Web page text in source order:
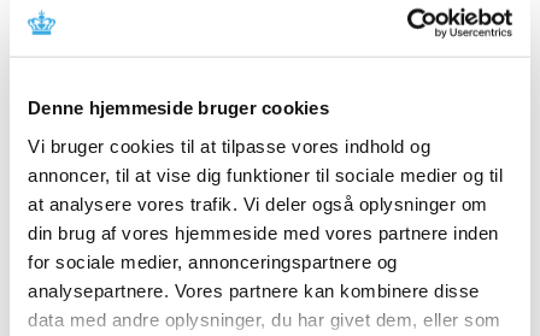
Denne hjemmeside bruger cookies
Vi bruger cookies til at tilpasse vores indhold og
annoncer, til at vise dig funktioner til sociale medier og til
at analysere vores trafik. Vi deler også oplysninger om
din brug af vores hjemmeside med vores partnere inden
for sociale medier, annonceringspartnere og
analysepartnere. Vores partnere kan kombinere disse
data med andre oplysninger, du har givet dem, eller som
2021 (44)
2020 (62)
November (8)
October (5)
September (7)
August (2)
July (2)
June (5)
May (4)